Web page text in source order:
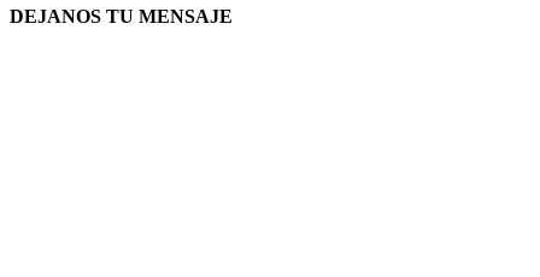
DEJANOS TU MENSAJE